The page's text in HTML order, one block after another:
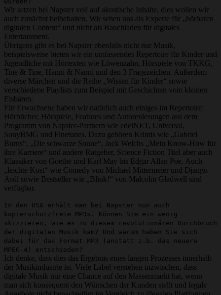
Wir setzen bei Napster voll auf akustische Inhalte, dies wollen wir
auch zunächst beibehalten. Wir sehen uns als Experte für „hörbaren
digitalen Content“ und nicht als Bauchladen für digitales
Entertainment.
Übrigens gibt es bei Napster ebenfalls nicht nur Musik,
beispielsweise bieten wir ein umfassendes Repertoire für Kinder und
Jugendliche mit Hörtexten wie Löwenzahn, Hörspiele von TKKG,
Tine & Tine, Hanni & Nanni und den 3 Fragezeichen. Außerdem
diverse Märchen und die Reihe „Wissen für Kinder“ sowie
verschiedene Playlists zum Beispiel mit Geschichten vom kleinen
Eisbären.
Für Erwachsene haben wir natürlich auch einiges im Repertoire:
Hörbücher, Hörspiele, Features und Autorenlesungen aus dem
Programm von Napster-Partnern wie edelNET, Universal,
SonyBMG und Finetunes. Dazu gehören Krimis wie „Gabriel
Burns“, „Die schwarze Sonne“, Jack Welchs „Mein Know-How für
ihre Karriere“ und andere Ratgeber, Science Fiction Titel aber auch
Klassiker von Goethe und Karl May bis Edgar Allan Poe. Auch
„leichte Kost“ wie Comedy von Michael Mittermeier und Django
Asül sowie Bestseller wie „Blink!“ von Malcolm Gladwell sind
verfügbar.
In den USA erhält man bei Napster nun auch
kopierschutzfreie MP3s. Können Sie ein wenig
skizzieren, wie es zu diesem revolutionären Durchbruch
der digitalen Musik kam? Und warum haben Sie sich
dabei für das Format MP3 (anstatt z.b. das neuere
MPEG-4) entschieden?
Ich denke, dass dies das Ergebnis eines langen Prozesses innerhalb
der Musikindustrie ist. Viele Label verstehen inzwischen, dass
digitale Musik nur eine Chance auf den Massenmarkt hat, wenn
man sich konsequent den Wünschen der Kunden stellt und legale